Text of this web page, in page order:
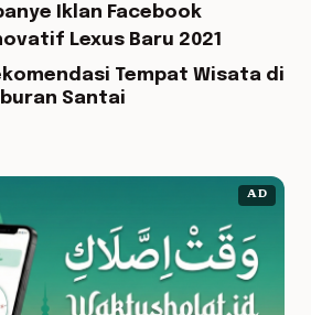
Iklan Facebook
Lexus Baru 2021
Tempat Wisata di
Santai
AD